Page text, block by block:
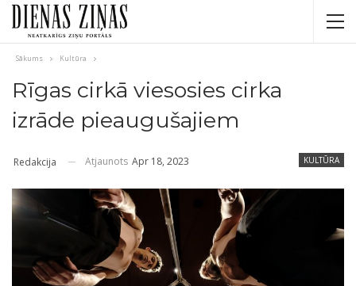
Sākums Kultūra
Rīgas cirkā viesosies cirka
izrāde pieaugušajiem
KULTŪRA
Redakcija Atjaunots Apr 18, 2023